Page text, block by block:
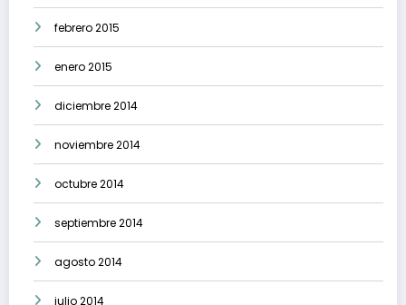
febrero 2015
enero 2015
diciembre 2014
noviembre 2014
octubre 2014
septiembre 2014
agosto 2014
julio 2014